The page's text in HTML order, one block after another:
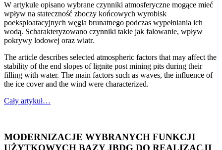
W artykule opisano wybrane czynniki atmosferyczne mogące mieć
wpływ na stateczność zboczy końcowych wyrobisk
poeksploatacyjnych węgla brunatnego podczas wypełniania ich
wodą. Scharakteryzowano czynniki takie jak falowanie, wpływ
pokrywy lodowej oraz wiatr.
The article describes selected atmospheric factors that may affect the
stability of the end slopes of lignite post mining pits during their
filling with water. The main factors such as waves, the influence of
the ice cover and the wind were characterized.
Cały artykuł…
MODERNIZACJE WYBRANYCH FUNKCJI
UŻYTKOWYCH BAZY JBDG DO REALIZACJI